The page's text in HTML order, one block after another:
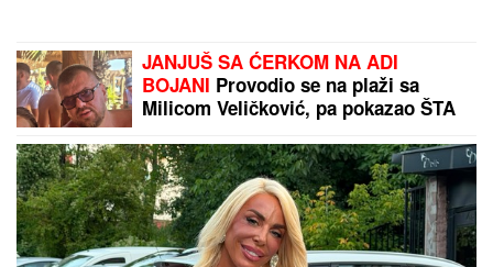
SPECIJALNA VEČERA Matora
okupila najdraže ljude: Evo gde se
opuštaju, rijaliti učesnici puno srce
(FOTO)